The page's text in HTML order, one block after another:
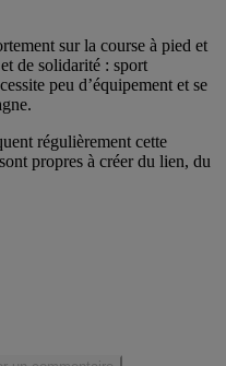
sur la course à pied et
de solidarité : sport
peu d’équipement et se
régulièrement cette
propres à créer du lien, du